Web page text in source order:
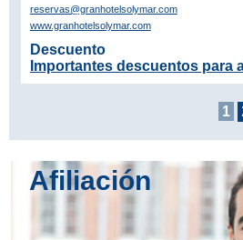
reservas@granhotelsolymar.com
www.granhotelsolymar.com
Descuento
Importantes descuentos para
1
Afiliación